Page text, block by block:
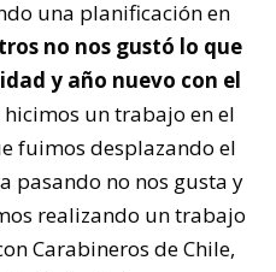
una planificación en
no nos gustó lo que
y año nuevo con el
hicimos un trabajo en el
fuimos desplazando el
pasando no nos gusta y
realizando un trabajo
Carabineros de Chile,